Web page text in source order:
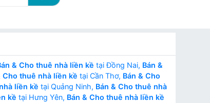
& Cho thuê nhà liền kề tại Đồng Nai, Bán &
Cho thuê nhà liền kề tại Cần Thơ, Bán & Cho
liền kề tại Quảng Ninh, Bán & Cho thuê nhà
kề tại Hưng Yên, Bán & Cho thuê nhà liền kề